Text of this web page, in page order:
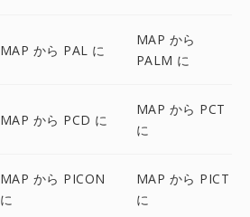
MAP から PAL に
MAP から
PALM に
MAP から PCD に
MAP から PCT
に
MAP から PICON
に
MAP から PICT
に